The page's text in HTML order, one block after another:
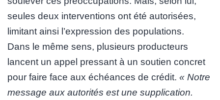
seules deux interventions ont été autorisées,
limitant ainsi l’expression des populations.
Dans le même sens, plusieurs producteurs
lancent un appel pressant à un soutien concret
pour faire face aux échéances de crédit. « Notre
message aux autorités est une supplication.